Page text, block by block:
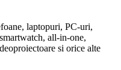
laptopuri, PC-uri,
all-in-one,
si orice alte